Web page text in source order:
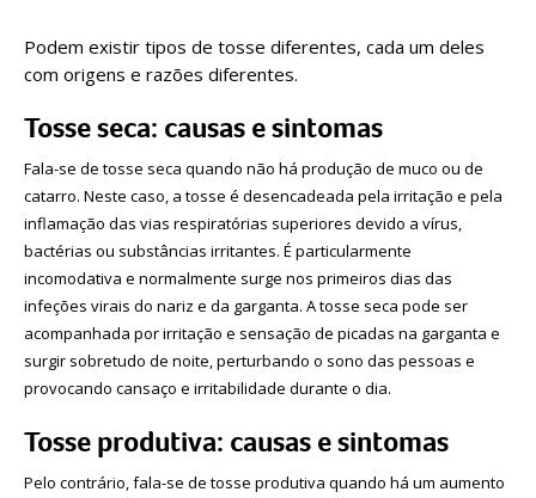
Podem existir tipos de tosse diferentes, cada um deles
com origens e razões diferentes.
Tosse seca: causas e sintomas
Fala-se de tosse seca quando não há produção de muco ou de
catarro. Neste caso, a tosse é desencadeada pela irritação e pela
inflamação das vias respiratórias superiores devido a vírus,
bactérias ou substâncias irritantes. É particularmente
incomodativa e normalmente surge nos primeiros dias das
infeções virais do nariz e da garganta. A tosse seca pode ser
acompanhada por irritação e sensação de picadas na garganta e
surgir sobretudo de noite, perturbando o sono das pessoas e
provocando cansaço e irritabilidade durante o dia.
Tosse produtiva: causas e sintomas
Pelo contrário, fala-se de tosse produtiva quando há um aumento